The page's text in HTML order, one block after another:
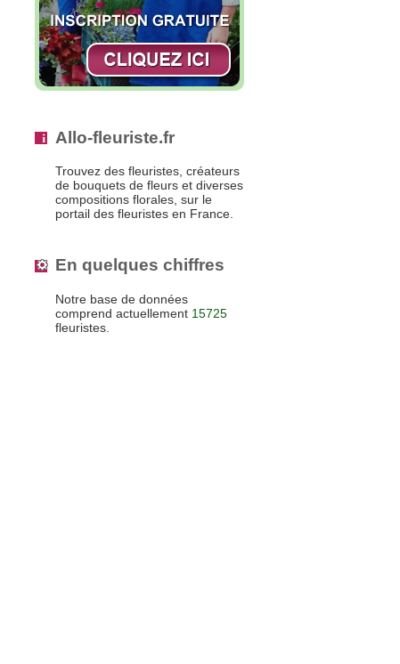
Allo-fleuriste.fr
Trouvez des fleuristes, créateurs
de bouquets de fleurs et diverses
compositions florales, sur le
portail des fleuristes en France.
En quelques chiffres
Notre base de données
comprend actuellement 15725
fleuristes.